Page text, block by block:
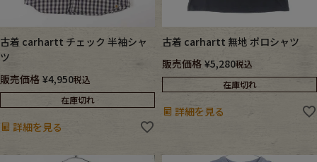
Keyring vintage bicycle
FAFATT
古着 carhartt チェック 半袖シャ
ツ
販売価格 ¥4,950税込
在庫切れ
詳細を見る
古着 carhartt 無地 ポロシャツ
販売価格 ¥5,280税込
在庫切れ
詳細を見る